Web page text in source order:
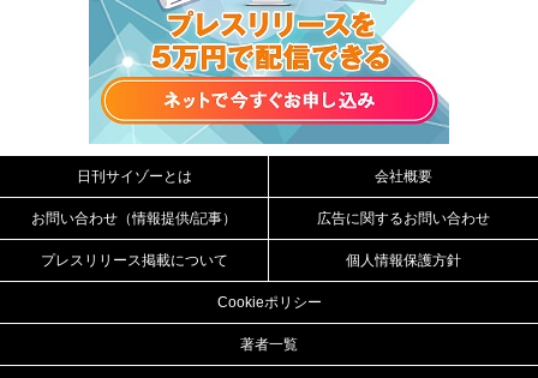
日刊サイゾーとは 会社概要
お問い合わせ（情報提供/記事） 広告に関するお問い合わせ
プレスリリース掲載について 個人情報保護方針
Cookieポリシー
著者一覧